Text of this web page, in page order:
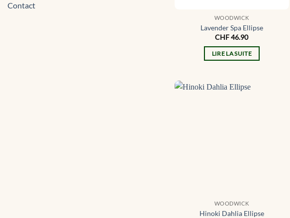
Contact
WOODWICK
Lavender Spa Ellipse
CHF46.90
LIRE LA SUITE
WOODWICK
Hinoki Dahlia Ellipse